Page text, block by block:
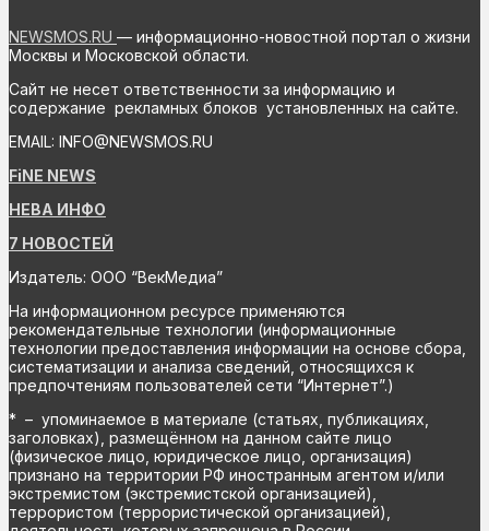
NEWSMOS.RU — информационно-новостной портал о жизни
Москвы и Московской области.
Сайт не несет ответственности за информацию и
содержание рекламных блоков установленных на сайте.
EMAIL: INFO@NEWSMOS.RU
FiNE NEWS
НЕВА ИНФО
7 НОВОСТЕЙ
Издатель: ООО “ВекМедиа”
На информационном ресурсе применяются
рекомендательные технологии (информационные
технологии предоставления информации на основе сбора,
систематизации и анализа сведений, относящихся к
предпочтениям пользователей сети “Интернет”.)
* – упоминаемое в материале (статьях, публикациях,
заголовках), размещённом на данном сайте лицо
(физическое лицо, юридическое лицо, организация)
признано на территории РФ иностранным агентом и/или
экстремистом (экстремистской организацией),
террористом (террористической организацией),